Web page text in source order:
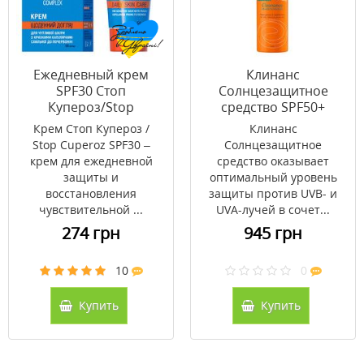
Ежедневный крем
SPF30 Стоп
Купероз/Stop
Cuperoz® 50мл
Крем Стоп Купероз /
Stop Cuperoz SPF30 –
крем для ежедневной
защиты и
восстановления
чувствительной ...
274 грн
10
Купить
Клинанс
Солнцезащитное
средство SPF50+
Avene 50 мл
Клинанс
Солнцезащитное
средство оказывает
оптимальный уровень
защиты против UVB- и
UVA-лучей в сочет...
945 грн
0
Купить